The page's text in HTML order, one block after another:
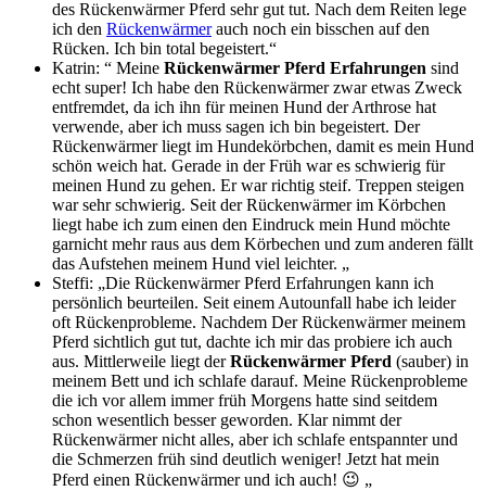
des Rückenwärmer Pferd sehr gut tut. Nach dem Reiten lege
ich den Rückenwärmerauch noch ein bisschen auf den
Rücken. Ich bin total begeistert.“
Katrin: “ Meine Rückenwärmer Pferd Erfahrungen sind
echt super! Ich habe den Rückenwärmer zwar etwas Zweck
entfremdet, da ich ihn für meinen Hund der Arthrose hat
verwende, aber ich muss sagen ich bin begeistert. Der
Rückenwärmer liegt im Hundekörbchen, damit es mein Hund
schön weich hat. Gerade in der Früh war es schwierig für
meinen Hund zu gehen. Er war richtig steif. Treppen steigen
war sehr schwierig. Seit der Rückenwärmer im Körbchen
liegt habe ich zum einen den Eindruck mein Hund möchte
garnicht mehr raus aus dem Körbechen und zum anderen fällt
das Aufstehen meinem Hund viel leichter. „
Steffi: „Die Rückenwärmer Pferd Erfahrungen kann ich
persönlich beurteilen. Seit einem Autounfall habe ich leider
oft Rückenprobleme. Nachdem Der Rückenwärmer meinem
Pferd sichtlich gut tut, dachte ich mir das probiere ich auch
aus. Mittlerweile liegt derRückenwärmer Pferd (sauber) in
meinem Bett und ich schlafe darauf. Meine Rückenprobleme
die ich vor allem immer früh Morgens hatte sind seitdem
schon wesentlich besser geworden. Klar nimmt der
Rückenwärmer nicht alles, aber ich schlafe entspannter und
die Schmerzen früh sind deutlich weniger! Jetzt hat mein
Pferd einen Rückenwärmer und ich auch! 😉 „